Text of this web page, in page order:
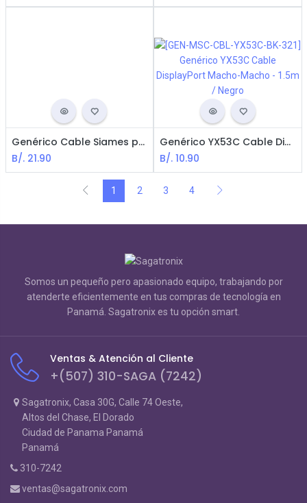
Genérico Cable Siames para CCTV de 30m - BNC + DC
B/. 21.90
Genérico YX53C Cable DisplayPort Macho-Macho - 1.5m / Negro
B/. 10.90
1 2 3 4
Somos un pequeño pero apasionado equipo, trabajando por
atenderte eficientemente en tus compras de tecnología en
Panamá. Sagatronix es tu opción smart.
Ventas & Atención al Cliente
+(507) 310-SAGA (7242)
Sagatronix, Casa 30G, Calle 74 Oeste,
Altos del Chase, El Dorado
Ciudad de Panama Panamá
Panamá
310-7242
ventas@sagatronix.com